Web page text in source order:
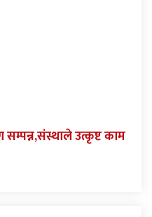
सम्पन्न,संस्थाले उत्कृष्ट काम